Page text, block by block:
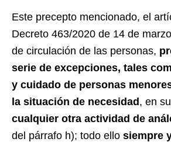
Este precepto mencionado, el
Decreto 463/2020 de 14 de
de circulación de las personas,
serie de excepciones, tales
y cuidado de personas
la situación de necesidad , en
cualquier otra actividad de
del párrafo h); todo ello siempre